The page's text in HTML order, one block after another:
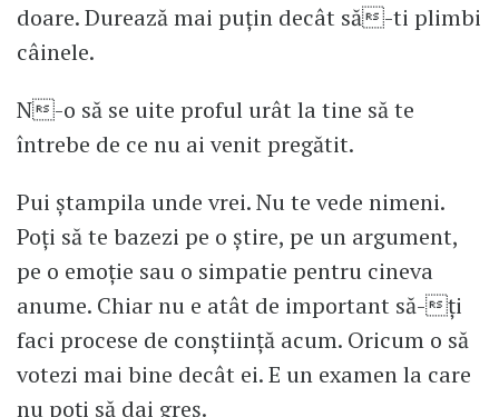
doare. Durează mai puțin decât să-ti plimbi
câinele.
N-o să se uite proful urât la tine să te
întrebe de ce nu ai venit pregătit.
Pui ștampila unde vrei. Nu te vede nimeni.
Poți să te bazezi pe o știre, pe un argument,
pe o emoție sau o simpatie pentru cineva
anume. Chiar nu e atât de important să-ți
faci procese de conștiință acum. Oricum o să
votezi mai bine decât ei. E un examen la care
nu poți să dai greș.